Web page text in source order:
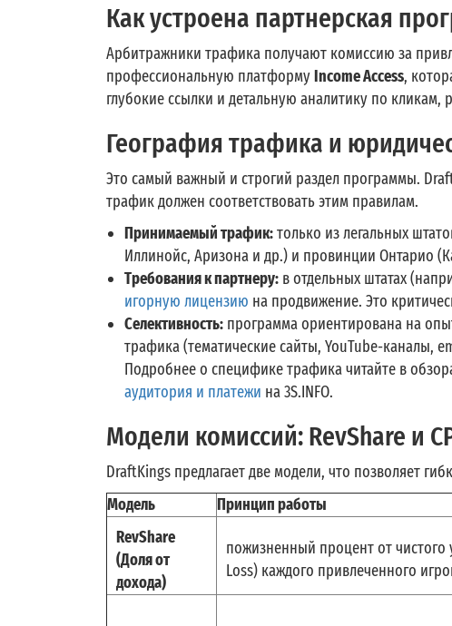
Как устроена партнерская
Арбитражники трафика получают комиссию за
профессиональную платформуIncome Access,
глубокие ссылки и детальную аналитику по кликам,
География трафика и
Это самый важный и строгий раздел программы.
трафик должен соответствовать этим правилам.
Принимаемый трафик:только из легальных
Иллинойс, Аризона и др.) и провинции Онтарио
Требования к партнеру: в отдельных штатах
игорную лицензию на продвижение. Это
Селективность: программа ориентирована на
трафика (тематические сайты, YouTube-каналы,
Подробнее о специфике трафика читайте в
аудитория и платежи на 3S.INFO.
Модели комиссий: RevShare и
DraftKings предлагает две модели, что позволяет
Модель
Принцип работы
RevShare
(Доля от
дохода)
пожизненный процент от чистого
Loss) каждого привлеченного